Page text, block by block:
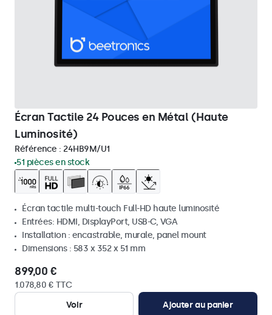
Écran Tactile 24 Pouces en Métal (Haute
Luminosité)
Référence : 24HB9M/U1
51 pièces en stock
Écran tactile multi-touch Full-HD haute luminosité
Entrées: HDMI, DisplayPort, USB-C, VGA
Installation : encastrable, murale, panel mount
Dimensions : 583 x 352 x 51 mm
899,00 €
1.078,80 € TTC
Voir
Ajouter au panier